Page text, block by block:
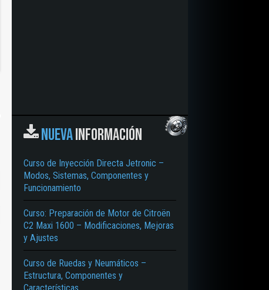
NUEVAINFORMACIÓN
Curso de Inyección Directa Jetronic –
Modos, Sistemas, Componentes y
Funcionamiento
Curso: Preparación de Motor de Citroën
C2 Maxi 1600 – Modificaciones, Mejoras
y Ajustes
Curso de Ruedas y Neumáticos –
Estructura, Componentes y